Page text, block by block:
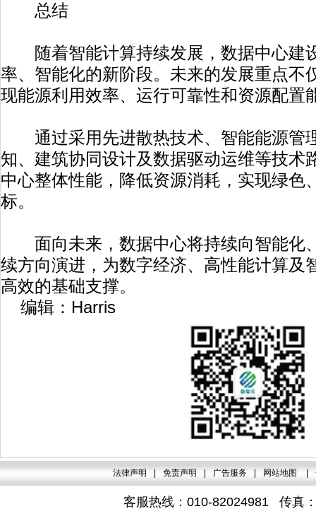
总结
随着智能计算持续发展，数据中心建
率、智能化的新阶段。未来的发展重点不
现能源利用效率、运行可靠性和资源配置
通过采用先进散热技术、智能能源管
知、建筑协同设计及数据驱动运维等技术
中心整体性能，降低资源消耗，实现绿色
标。
面向未来，数据中心将持续向智能化
续方向演进，为数字经济、高性能计算及
高效的基础支撑。
编辑：Harris
法律声明 免责声明 广告服务 网站地图
客服热线：010-82024981 传真